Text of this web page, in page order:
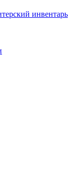
инвентарь